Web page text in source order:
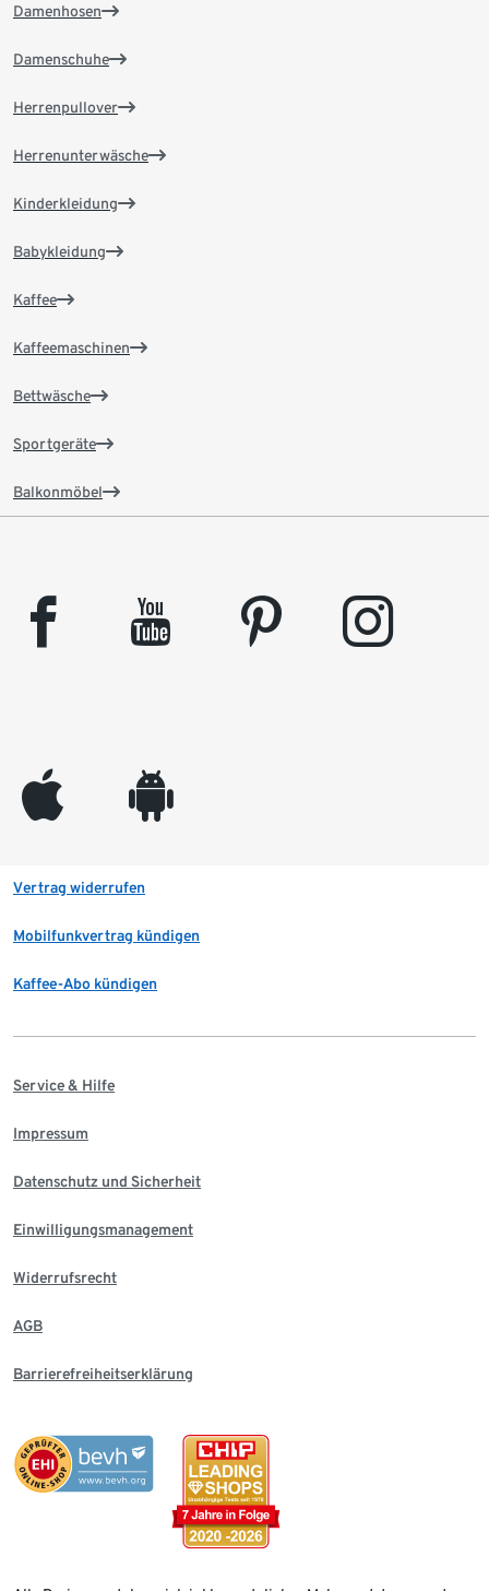
Damenhosen
Damenschuhe
Herrenpullover
Herrenunterwäsche
Kinderkleidung
Babykleidung
Kaffee
Kaffeemaschinen
Bettwäsche
Sportgeräte
Balkonmöbel
facebook youtube pinterest instagram
appleinc android
Vertrag widerrufen
Mobilfunkvertrag kündigen
Kaffee-Abo kündigen
Service & Hilfe
Impressum
Datenschutz und Sicherheit
Einwilligungsmanagement
Widerrufsrecht
AGB
Barrierefreiheitserklärung